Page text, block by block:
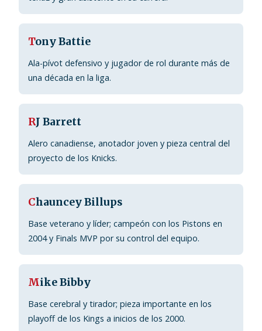
Tony Battie
Ala-pívot defensivo y jugador de rol durante más de
una década en la liga.
RJ Barrett
Alero canadiense, anotador joven y pieza central del
proyecto de los Knicks.
Chauncey Billups
Base veterano y líder; campeón con los Pistons en
2004 y Finals MVP por su control del equipo.
Mike Bibby
Base cerebral y tirador; pieza importante en los
playoff de los Kings a inicios de los 2000.